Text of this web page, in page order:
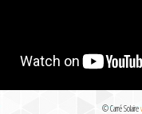
© Carré Solaire